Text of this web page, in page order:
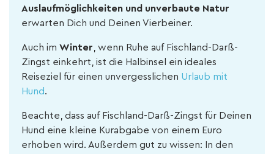
Auslaufmöglichkeiten und unverbaute Natur
erwarten Dich und Deinen Vierbeiner.
Auch im Winter , wenn Ruhe auf Fischland-Darß-
Zingst einkehrt, ist die Halbinsel ein ideales
Reiseziel für einen unvergesslichen Urlaub mit
Hund.
Beachte, dass auf Fischland-Darß-Zingst für Deinen
Hund eine kleine Kurabgabe von einem Euro
erhoben wird. Außerdem gut zu wissen: In den